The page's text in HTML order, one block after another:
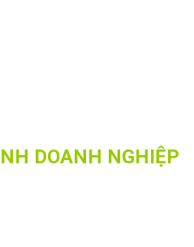
DOANH NGHIỆP